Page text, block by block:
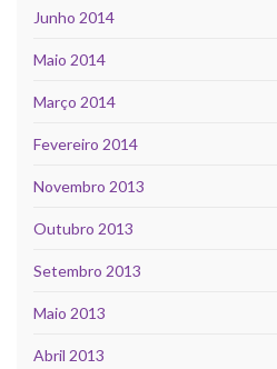
Junho 2014
Maio 2014
Março 2014
Fevereiro 2014
Novembro 2013
Outubro 2013
Setembro 2013
Maio 2013
Abril 2013